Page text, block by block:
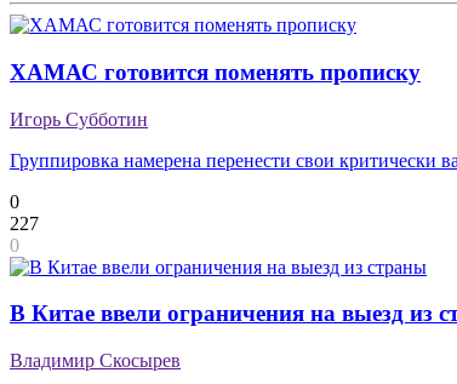
ХАМАС готовится поменять прописку
Игорь Субботин
Группировка намерена перенести свои критически
0
227
0
В Китае ввели ограничения на выезд из
Владимир Скосырев